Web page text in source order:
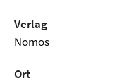
Verlag
Nomos
Ort